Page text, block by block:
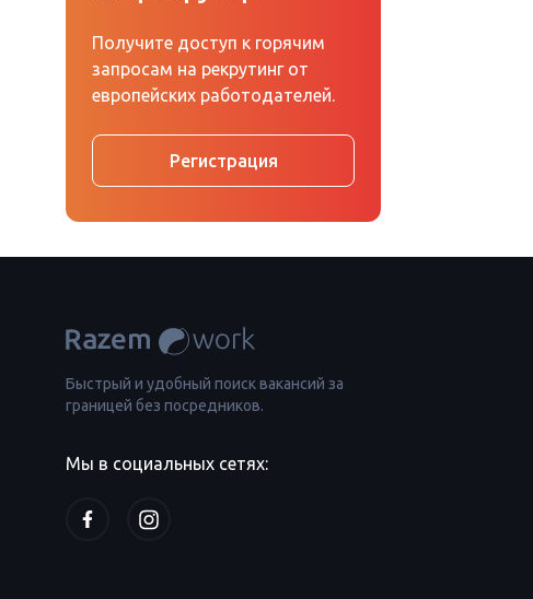
Получите доступ к горячим
запросам на рекрутинг от
европейских работодателей.
Регистрация
Быстрый и удобный поиск вакансий за
границей без посредников.
Мы в социальных сетях: